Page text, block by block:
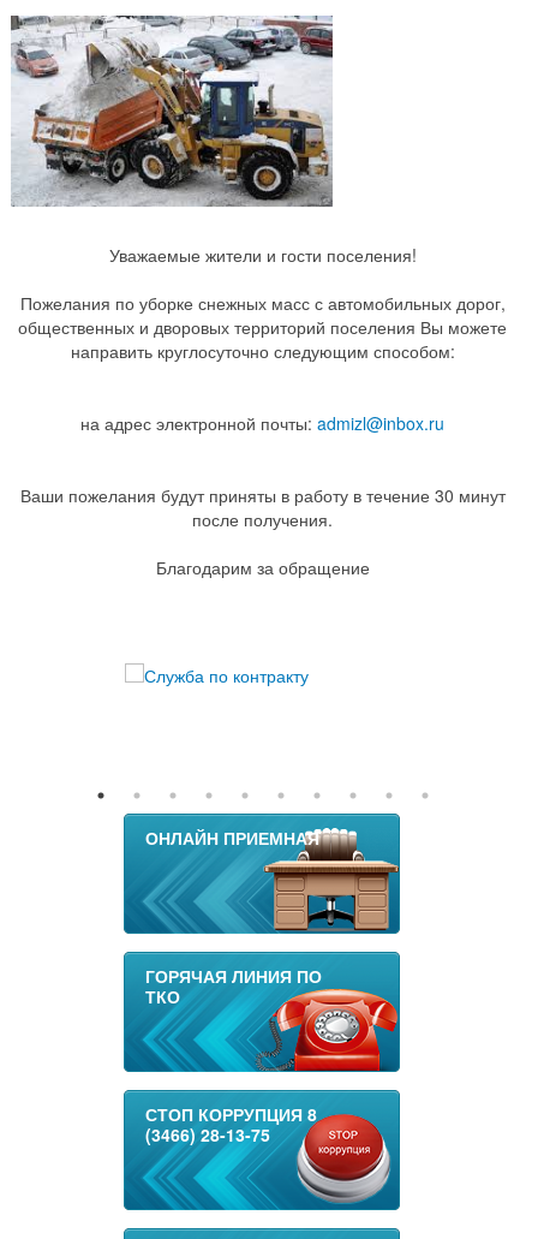
Уважаемые жители и гости поселения!
Пожелания по уборке снежных масс с автомобильных дорог,
общественных и дворовых территорий поселения Вы можете
направить круглосуточно следующим способом:
на адрес электронной почты: admizl@inbox.ru
Ваши пожелания будут приняты в работу в течение 30 минут
после получения.
Благодарим за обращение
ОНЛАЙН ПРИЕМНАЯ
ГОРЯЧАЯ ЛИНИЯ ПО
ТКО
СТОП КОРРУПЦИЯ 8
(3466) 28-13-75